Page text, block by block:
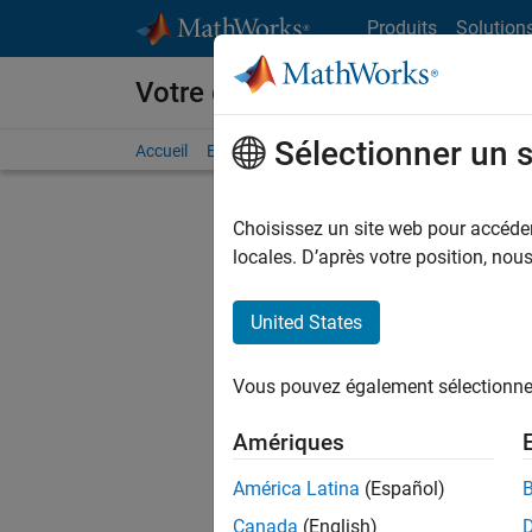
Produits
Votre carrière chez MathWorks
Accueil Explorer nos opportunités Adresses de
d'offre
Les
Sélectionner un
Choisissez un site web pour
locales. D’après votre position,
United States
Vous pouvez également
Amériques
América Latina (Español)
Canada (English)